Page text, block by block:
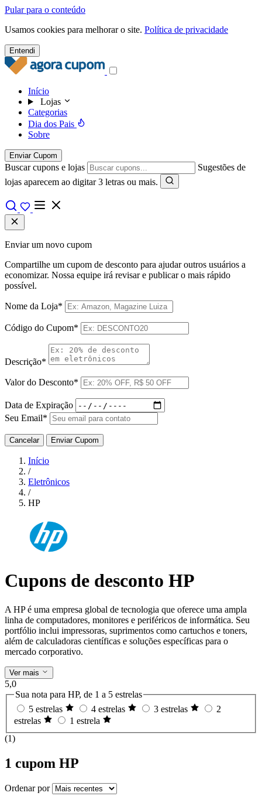
Pular para o conteúdo
Usamos cookies para melhorar o site. Política de privacidade
Entendi
Início
Lojas
Categorias
Dia dos Pais
Sobre
Enviar Cupom
Buscar cupons e lojas
Sugestões de
lojas aparecem ao digitar 3 letras ou mais.
Enviar um novo cupom
Compartilhe um cupom de desconto para ajudar outros usuários a
economizar. Nossa equipe irá revisar e publicar o mais rápido
possível.
Nome da Loja*
Código do Cupom*
Descrição*
Valor do Desconto*
Data de Expiração
Seu Email*
Cancelar Enviar Cupom
Início
/
Eletrônicos
/
HP
Cupons de desconto HP
A HP é uma empresa global de tecnologia que oferece uma ampla
linha de computadores, monitores e periféricos de informática. Seu
portfólio inclui impressoras, suprimentos como cartuchos e toners,
além de calculadoras científicas e soluções específicas para o
mercado corporativo.
Ver mais
5,0
Sua nota para HP, de 1 a 5 estrelas
5 estrelas
4 estrelas 3 estrelas
2
estrelas
1 estrela
(1)
1 cupom HP
Ordenar por